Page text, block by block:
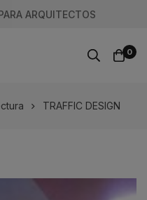
ARQUITECTOS
0
TRAFFIC DESIGN